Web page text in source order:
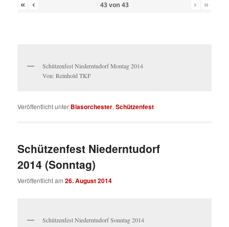
« ‹ 43von 43 › »
Schützenfest Niederntudorf Montag 2014
Von: Reinhold TKF
Veröffentlicht unter Blasorchester,Schützenfest
Schützenfest Niederntudorf
2014 (Sonntag)
Veröffentlicht am26. August 2014
Schützenfest Niederntudorf Sonntag 2014